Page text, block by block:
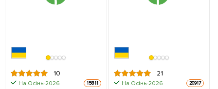
10
На Осінь-2026 15811
21
На Осінь-2026 20917